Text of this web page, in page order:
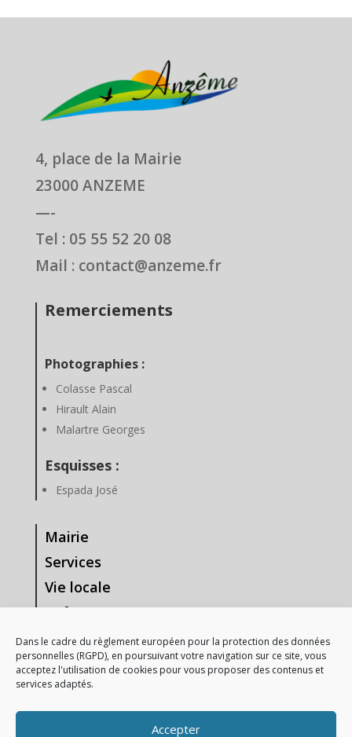
Dans le cadre du règlement européen pour la protection des données
personnelles (RGPD), en poursuivant votre navigation sur ce site, vous
acceptez l'utilisation de cookies pour vous proposer des contenus et
services adaptés.
Accepter
4, place de la Mairie
23000 ANZEME
—-
Tel : 05 55 52 20 08
Mail : contact@anzeme.fr
Remerciements
Photographies :
Colasse Pascal
Hirault Alain
Malartre Georges
Esquisses :
Espada José
Mairie
Services
Vie locale
Enfance & Jeunesse
Tourisme & Loisirs
Vie Associative
—-
Mentions Légales